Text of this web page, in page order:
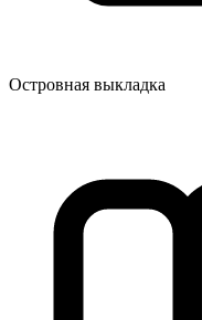
Островная выкладка